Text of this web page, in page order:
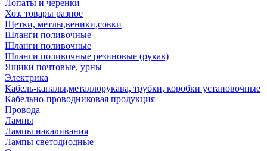
Лопаты и черенки
Хоз. товары разное
Щетки, метлы,веники,совки
Шланги поливочные
Шланги поливочные
Шланги поливочные резиновые (рукав)
Ящики почтовые, урны
Электрика
Кабель-каналы,металлорукава, трубки, коробки установочные
Кабельно-проводниковая продукция
Провода
Лампы
Лампы накаливания
Лампы светодиодные